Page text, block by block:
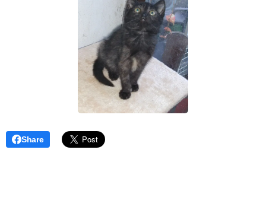
Share